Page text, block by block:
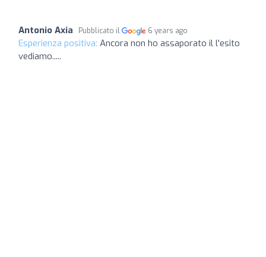
Antonio Axia Pubblicato il 6 years ago
Esperienza positiva: Ancora non ho assaporato il l'esito
vediamo.....